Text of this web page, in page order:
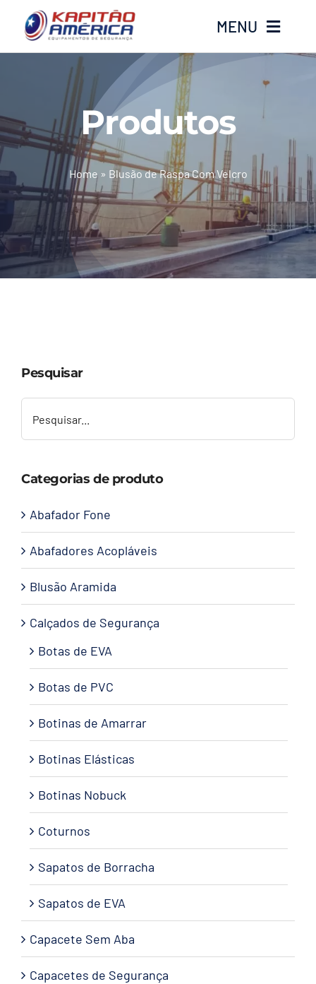
o
MENU
Produtos
Calçados
Luvas
Altura
Contato
Produtos
Home » Blusão de Raspa Com Velcro
Pesquisar
Categorias de produto
Abafador Fone
Abafadores Acopláveis
Blusão Aramida
Calçados de Segurança
Botas de EVA
Botas de PVC
Botinas de Amarrar
Botinas Elásticas
Botinas Nobuck
Coturnos
Sapatos de Borracha
Sapatos de EVA
Capacete Sem Aba
Capacetes de Segurança